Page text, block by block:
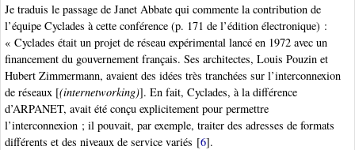
Je traduis le passage de Janet Abbate qui commente la contribution de
l’équipe Cyclades à cette conférence (p. 171 de l’édition électronique) :
« Cyclades était un projet de réseau expérimental lancé en 1972 avec un
financement du gouvernement français. Ses architectes, Louis Pouzin et
Hubert Zimmermann, avaient des idées très tranchées sur l’interconnexion
de réseaux [(internetworking)]. En fait, Cyclades, à la différence
d’ARPANET, avait été conçu explicitement pour permettre
l’interconnexion ; il pouvait, par exemple, traiter des adresses de formats
différents et des niveaux de service variés [6].